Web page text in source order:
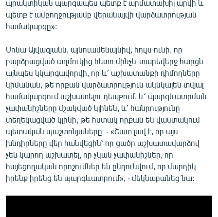
պրակտիկան պարզապես պետք է արմատախիլ արվի և
պետք է ամբողջությամբ վերանայվի վարձատրության
համակարգը»:
Սոնա Այվազյանն, այնուամենայնիվ, հույս ունի, որ
բարձրացված աղմուկից հետո մինչև տարեվերջ հարցն
այնպես կկարգավորվի, որ և՛ աշխատանքի դիմողները
կիմանան, թե որքան վարձատրություն ակնկալեն տվյալ
համակարգում աշխատելու դեպքում, և՛ պարգևատրման
չափանիշները մշակված կլինեն, և՛ հանրությունը
տեղեկացված կլինի, թե հստակ որքան են վաստակում
պետական պաշտոնյաները։ - «Շատ լավ է, որ այս
խնդիրները վեր հանվեցին՝ որ ցածր աշխատավարձով
չեն կարող աշխատել, որ չկան չափանիշներ, որ
հայեցողական որոշումներ են ընդունվում, որ մարդիկ
իրենք իրենց են պարգևատրում», - մեկնաբանեց նա: